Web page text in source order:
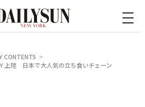
CONTENTS
上陸 日本で大人気の立ち食いチェーン